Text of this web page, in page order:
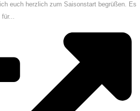
euch herzlich zum Saisonstart begrüßen. Es
für...